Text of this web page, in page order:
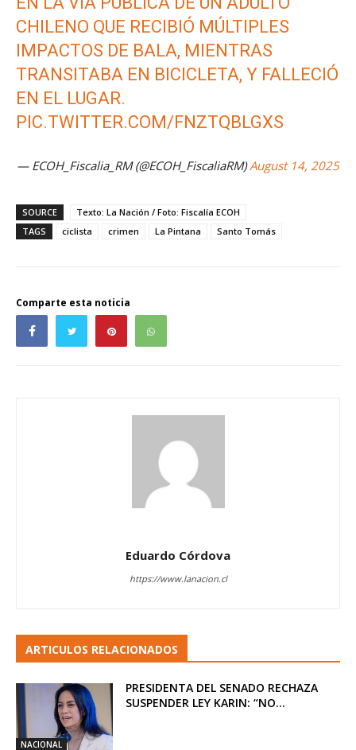
CHILENO QUE RECIBIÓ MÚLTIPLES
IMPACTOS DE BALA, MIENTRAS
TRANSITABA EN BICICLETA, Y FALLECIÓ
EN EL LUGAR.
PIC.TWITTER.COM/FNZTQBLGXS
— ECOH_Fiscalia_RM (@ECOH_FiscaliaRM)August 14, 2025
SOURCE
Texto: La Nación / Foto: Fiscalía ECOH
TAGS
ciclista crimen La Pintana Santo Tomás
Comparte esta noticia
Eduardo Córdova
https://www.lanacion.cl
ARTICULOS RELACIONADOS
NACIONAL
PRESIDENTA DEL SENADO RECHAZA
SUSPENDER LEY KARIN: “NO...